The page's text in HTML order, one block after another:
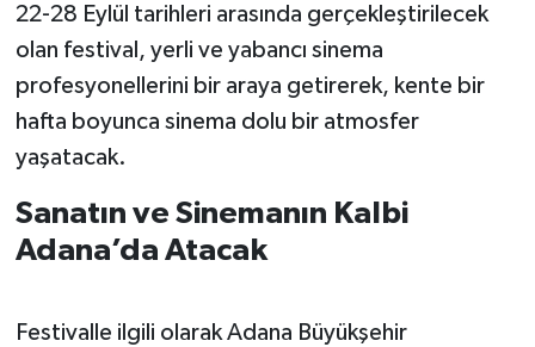
22-28 Eylül tarihleri arasında gerçekleştirilecek
olan festival, yerli ve yabancı sinema
profesyonellerini bir araya getirerek, kente bir
hafta boyunca sinema dolu bir atmosfer
yaşatacak.
Sanatın ve Sinemanın Kalbi
Adana’da Atacak
Festivalle ilgili olarak Adana Büyükşehir